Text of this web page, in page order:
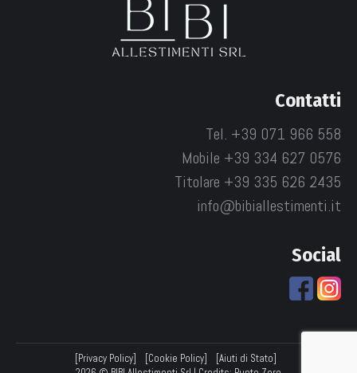
Contatti
Tel. +39 071 966 558
Mobile +39 334 627 0576
Titolare +39 335 626 2435
info@bibiallestimenti.it
Social
[Privacy Policy] [Cookie Policy]
[Aiuti di Stato]